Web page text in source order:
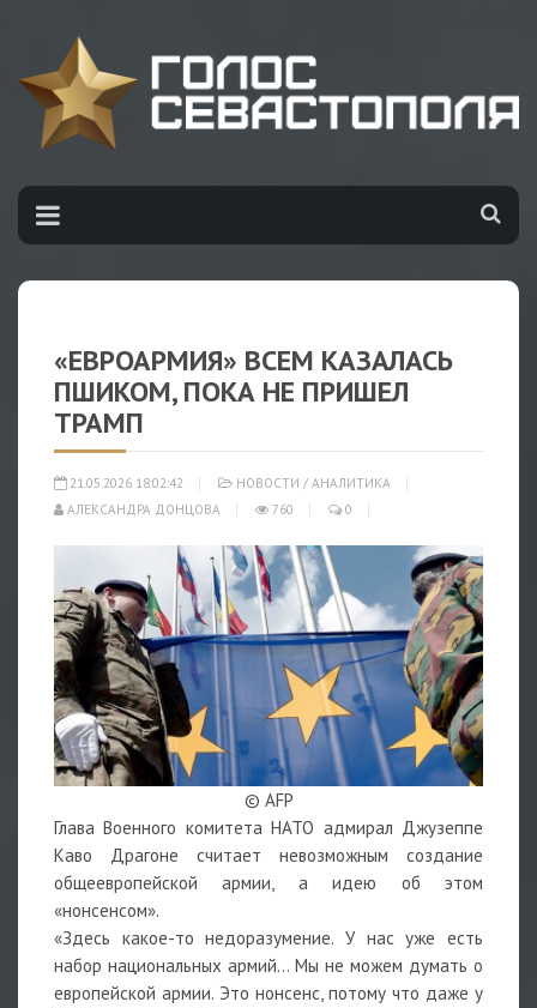
«ЕВРОАРМИЯ» ВСЕМ КАЗАЛАСЬ
ПШИКОМ, ПОКА НЕ ПРИШЕЛ
ТРАМП
21.05.2026 18:02:42 НОВОСТИ / АНАЛИТИКА
АЛЕКСАНДРА ДОНЦОВА
760 0
© AFP
Глава Военного комитета НАТО адмирал Джузеппе
Каво Драгоне считает невозможным создание
общеевропейской армии, а идею об этом
«нонсенсом».
«Здесь какое-то недоразумение. У нас уже есть
набор национальных армий… Мы не можем думать о
европейской армии. Это нонсенс, потому что даже у